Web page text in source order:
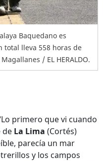
Baquedano es
total lleva 558 horas de
/ EL HERALDO.
primero que vi cuando
de La Lima (Cortés)
parecía un mar
y los campos